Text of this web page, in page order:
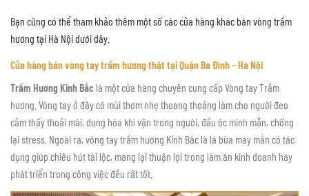
Bạn cũng có thể tham khảo thêm một số các cửa hàng khác bán vòng trầm
hương tại Hà Nội dưới dây.
Cửa hàng bán vòng tay trầm hương thật tại Quận Ba Đình – Hà Nội
Trầm Hương Kinh Bắc là một cửa hàng chuyên cung cấp Vòng tay Trầm
hương. Vòng tay ở đây có mùi thơm nhẹ thoang thoảng làm cho người đeo
cảm thấy thoải mái, dung hòa khí vận trong người, đầu óc minh mẫn, chống
lại stress. Ngoài ra, vòng tay trầm hương Kinh Bắc là lá bùa may mắn có tác
dụng giúp chiêu hút tài lộc, mang lại thuận lợi trong làm ăn kinh doanh hay
phát triển trong công việc đều rất tốt.